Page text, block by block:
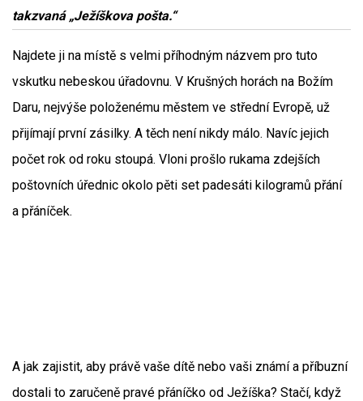
takzvaná „Ježíškova pošta.“
Najdete ji na místě s velmi příhodným názvem pro tuto
vskutku nebeskou úřadovnu. V Krušných horách na Božím
Daru, nejvýše položenému městem ve střední Evropě, už
přijímají první zásilky. A těch není nikdy málo. Navíc jejich
počet rok od roku stoupá. Vloni prošlo rukama zdejších
poštovních úřednic okolo pěti set padesáti kilogramů přání
a přáníček.
A jak zajistit, aby právě vaše dítě nebo vaši známí a příbuzní
dostali to zaručeně pravé přáníčko od Ježíška? Stačí, když